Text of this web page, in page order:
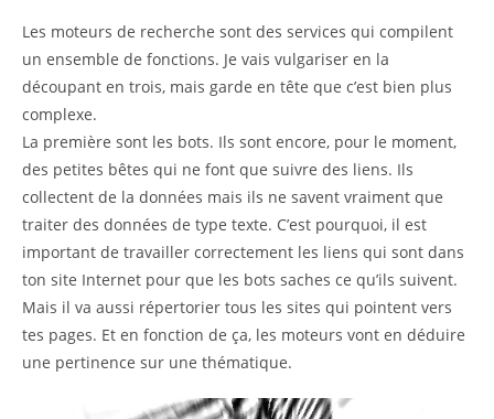
Les moteurs de recherche sont des services qui compilent
un ensemble de fonctions. Je vais vulgariser en la
découpant en trois, mais garde en tête que c’est bien plus
complexe.
La première sont les bots. Ils sont encore, pour le moment,
des petites bêtes qui ne font que suivre des liens. Ils
collectent de la données mais ils ne savent vraiment que
traiter des données de type texte. C’est pourquoi, il est
important de travailler correctement les liens qui sont dans
ton site Internet pour que les bots saches ce qu’ils suivent.
Mais il va aussi répertorier tous les sites qui pointent vers
tes pages. Et en fonction de ça, les moteurs vont en déduire
une pertinence sur une thématique.